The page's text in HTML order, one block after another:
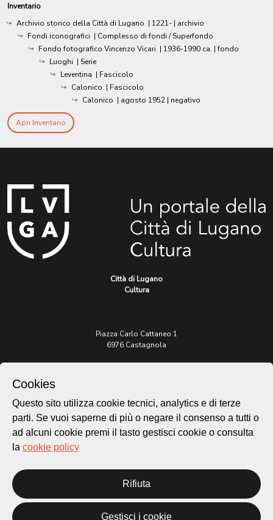
Inventario
Archivio storico della Città di Lugano | 1221- | archivio
Fondi iconografici | Complesso di fondi / Superfondo
Fondo fotografico Vincenzo Vicari | 1936-1990 ca. | fondo
Luoghi | Serie
Leventina | Fascicolo
Calonico | Fascicolo
Calonico | agosto 1952 | negativo
Apri Inventario
Città di Lugano
Cultura
Piazza Carlo Cattaneo 1
6976 Castagnola
patrimonio@lugano.ch
t. +41 58 866 68 50
Sito istituzionale:
Privacy Policy
Credits
Homepage
Cookies
Questo sito utilizza cookie tecnici, analytics e di terze
parti. Se vuoi saperne di più o negare il consenso a tutti o
ad alcuni cookie premi il tasto gestisci cookie o consulta
la cookie policy
Rifiuta
Gestisci i cookie